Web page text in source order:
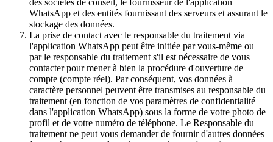
des sociétés de conseil, le fournisseur de l'application
WhatsApp et des entités fournissant des serveurs et assurant le
stockage des données.
La prise de contact avec le responsable du traitement via
l'application WhatsApp peut être initiée par vous-même ou
par le responsable du traitement s'il est nécessaire de vous
contacter pour mener à bien la procédure d'ouverture de
compte (compte réel). Par conséquent, vos données à
caractère personnel peuvent être transmises au responsable du
traitement (en fonction de vos paramètres de confidentialité
dans l'application WhatsApp) sous la forme de votre photo de
profil et de votre numéro de téléphone. Le Responsable du
traitement ne peut vous demander de fournir d'autres données